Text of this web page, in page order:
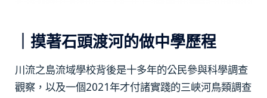
｜摸著石頭渡河的做中學歷程
川流之島流域學校背後是十多年的公民參與科學調查
觀察，以及一個2021年才付諸實踐的三峽河鳥類調查